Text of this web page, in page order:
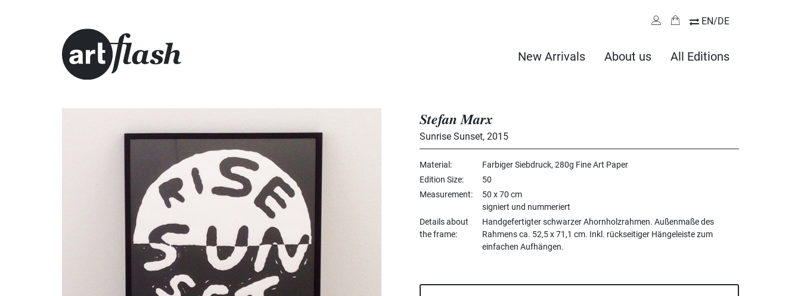
EN/DE
New Arrivals About us All Editions
Stefan Marx
Sunrise Sunset, 2015
Material
Farbiger Siebdruck, 280g Fine Art Paper
Edition Size
50
Measurement
50 x 70 cm
signiert und nummeriert
Details about
the frame
Handgefertigter schwarzer Ahornholzrahmen. Außenmaße des
Rahmens ca. 52,5 x 71,1 cm. Inkl. rückseitiger Hängeleiste zum
einfachen Aufhängen.